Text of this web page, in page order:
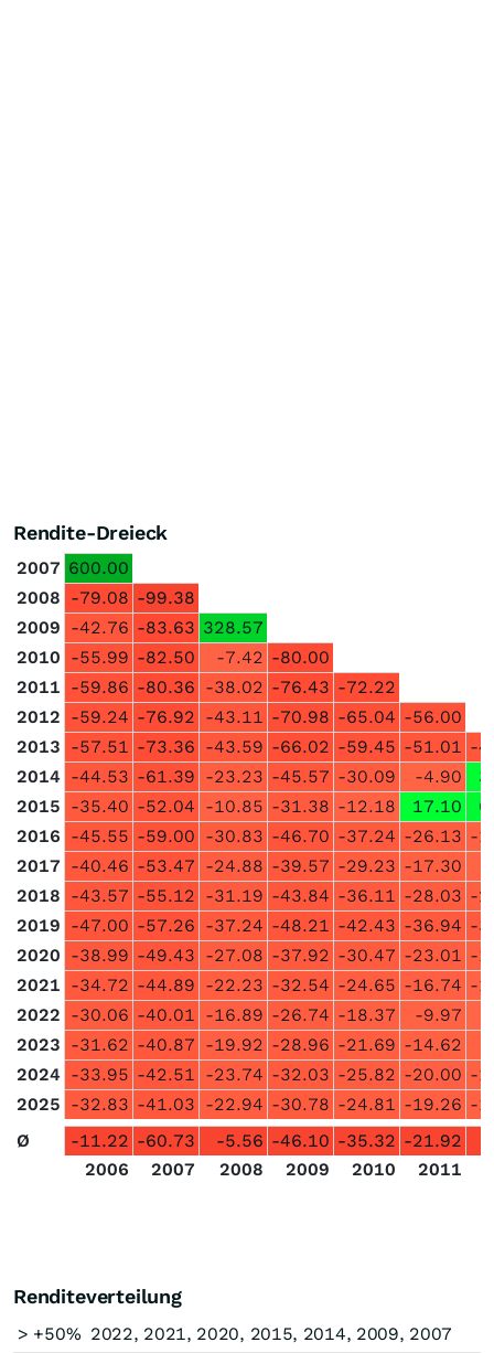
Rendite-Dreieck
2007 600.00
2008 -79.08 -99.38
2009 -42.76 -83.63 328.57
2010 -55.99 -82.50 -7.42 -80.00
2011 -59.86 -80.36 -38.02 -76.43 -72.22
2012 -59.24 -76.92 -43.11 -70.98 -65.04 -56.00
2013 -57.51 -73.36 -43.59 -66.02 -59.45 -51.01 -
2014 -44.53 -61.39 -23.23 -45.57 -30.09 -4.90
2015 -35.40 -52.04 -10.85 -31.38 -12.18 17.10
2016 -45.55 -59.00 -30.83 -46.70 -37.24 -26.13 -
2017 -40.46 -53.47 -24.88 -39.57 -29.23 -17.30
2018 -43.57 -55.12 -31.19 -43.84 -36.11 -28.03 -
2019 -47.00 -57.26 -37.24 -48.21 -42.43 -36.94 -
2020 -38.99 -49.43 -27.08 -37.92 -30.47 -23.01 -
2021 -34.72 -44.89 -22.23 -32.54 -24.65 -16.74 -
2022 -30.06 -40.01 -16.89 -26.74 -18.37 -9.97
2023 -31.62 -40.87 -19.92 -28.96 -21.69 -14.62
2024 -33.95 -42.51 -23.74 -32.03 -25.82 -20.00 -
2025 -32.83 -41.03 -22.94 -30.78 -24.81 -19.26 -
Ø
-11.22 -60.73 -5.56 -46.10 -35.32 -21.92
2006
2007 2008 2009 2010 2011
Renditeverteilung
> +50% 2022, 2021, 2020, 2015, 2014, 2009, 2007